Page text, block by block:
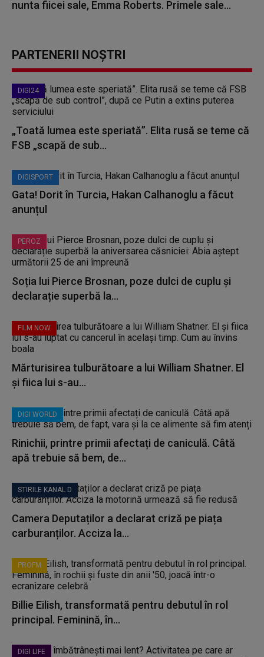
nunta fiicei sale, Emma Roberts. Primele sale...
PARTENERII NOȘTRI
DIGI24
„Toată lumea este speriată”. Elita rusă se teme că
FSB „scapă de sub...
DIGISPORT
Gata! Dorit în Turcia, Hakan Calhanoglu a făcut
anunțul
PEROZ
Soția lui Pierce Brosnan, poze dulci de cuplu și
declarație superbă la...
FILM NOW
Mărturisirea tulburătoare a lui William Shatner. El
și fiica lui s-au...
DIGI WORLD
Rinichii, printre primii afectați de caniculă. Câtă
apă trebuie să bem, de...
STIRILE KANAL D
Camera Deputaților a declarat criză pe piața
carburanților. Acciza la...
PROFM
Billie Eilish, transformată pentru debutul în rol
principal. Feminină, în...
DIGI LIFE